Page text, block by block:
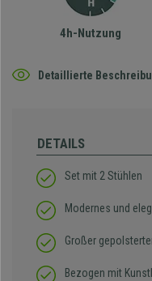
4h-Nutzung
Detaillierte
DETAILS
Set mit 2 Stühlen
Modernes und
Großer
Bezogen mit